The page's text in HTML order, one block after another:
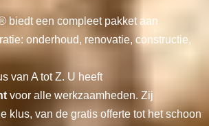
biedt een compleet pakket aan
onderhoud, renovatie, constructie,
van A tot Z. U heeft
voor alle werkzaamheden. Zij
klus, van de gratis offerte tot het schoon